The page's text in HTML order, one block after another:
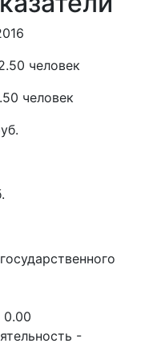
человек
человек
-